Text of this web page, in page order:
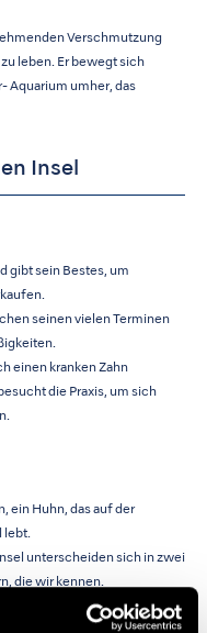
Verschmutzung
leben. Er bewegt sich
Aquarium umher, das
Insel
gibt sein Bestes, um
seinen vielen Terminen
einen kranken Zahn
die Praxis, um sich
ein Huhn, das auf der
lebt.
unterscheiden sich in zwei
die wir kennen.
und haben Zähne.